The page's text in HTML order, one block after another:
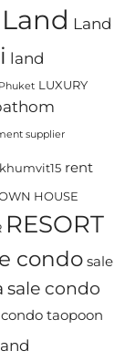
Land Land
land
LUXURY
supplier
rent
HOUSE
RESORT
condo sale
sale condo
taopoon